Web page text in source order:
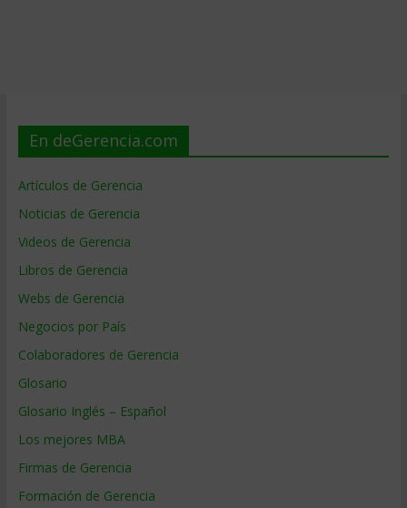
En deGerencia.com
Artículos de Gerencia
Noticias de Gerencia
Videos de Gerencia
Libros de Gerencia
Webs de Gerencia
Negocios por País
Colaboradores de Gerencia
Glosario
Glosario Inglés – Español
Los mejores MBA
Firmas de Gerencia
Formación de Gerencia